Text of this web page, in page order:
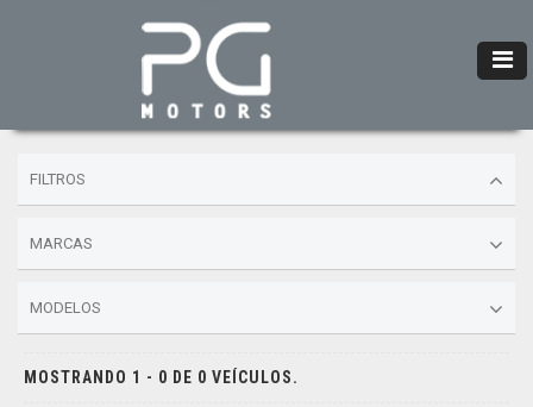
FILTROS
MARCAS
MODELOS
MOSTRANDO 1 - 0 DE 0 VEÍCULOS.